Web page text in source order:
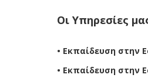
Οι Υπηρεσίες
• Εκπαίδευση στην
• Εκπαίδευση στην